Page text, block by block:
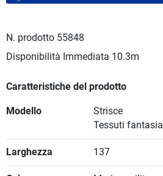
N. prodotto 55848
Disponibilità Immediata 10.3m
Caratteristiche del prodotto
Modello
Strisce
Tessuti fantasia
Larghezza 137